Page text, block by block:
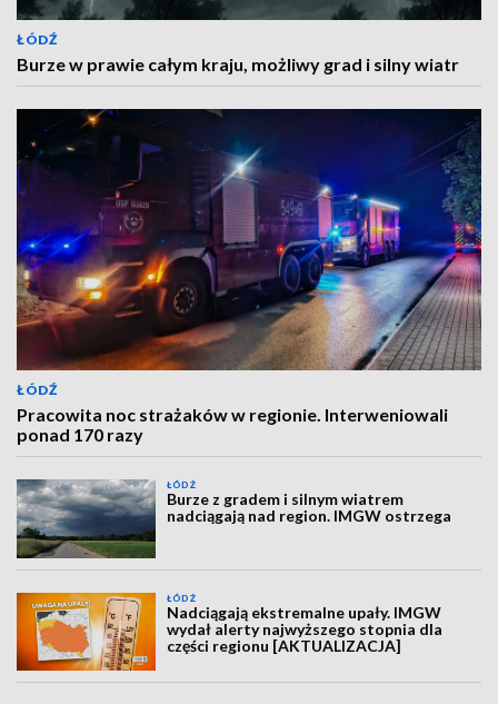
ŁÓDŹ
Burze w prawie całym kraju, możliwy grad i silny wiatr
ŁÓDŹ
Pracowita noc strażaków w regionie. Interweniowali
ponad 170 razy
ŁÓDŹ
Burze z gradem i silnym wiatrem
nadciągają nad region. IMGW ostrzega
ŁÓDŹ
Nadciągają ekstremalne upały. IMGW
wydał alerty najwyższego stopnia dla
części regionu [AKTUALIZACJA]